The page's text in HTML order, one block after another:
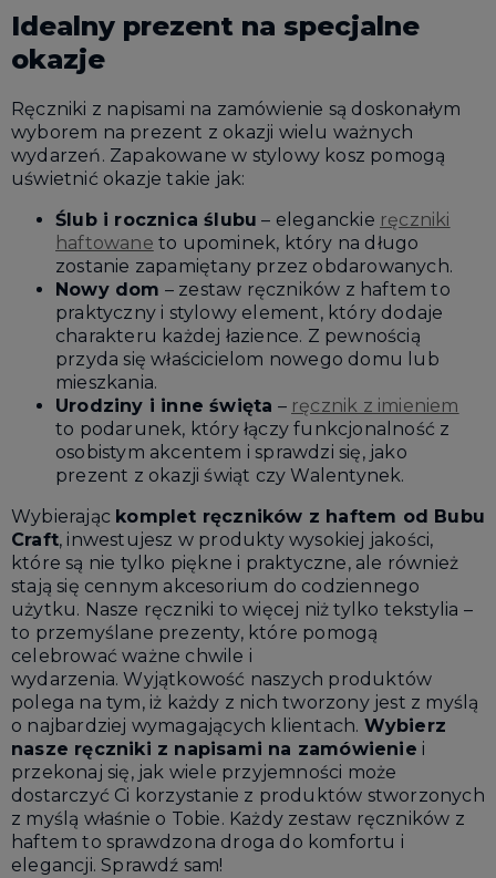
Idealny prezent na specjalne
okazje
Ręczniki z napisami na zamówienie są doskonałym
wyborem na prezent z okazji wielu ważnych
wydarzeń. Zapakowane w stylowy kosz pomogą
uświetnić okazje takie jak:
Ślub i rocznica ślubu – eleganckie ręczniki
haftowane to upominek, który na długo
zostanie zapamiętany przez obdarowanych.
Nowy dom – zestaw ręczników z haftem to
praktyczny i stylowy element, który dodaje
charakteru każdej łazience. Z pewnością
przyda się właścicielom nowego domu lub
mieszkania.
Urodziny i inne święta – ręcznik z imieniem
to podarunek, który łączy funkcjonalność z
osobistym akcentem i sprawdzi się, jako
prezent z okazji świąt czy Walentynek.
Wybierając komplet ręczników z haftem od Bubu
Craft, inwestujesz w produkty wysokiej jakości,
które są nie tylko piękne i praktyczne, ale również
stają się cennym akcesorium do codziennego
użytku. Nasze ręczniki to więcej niż tylko tekstylia –
to przemyślane prezenty, które pomogą
celebrować ważne chwile i
wydarzenia. Wyjątkowość naszych produktów
polega na tym, iż każdy z nich tworzony jest z myślą
o najbardziej wymagających klientach. Wybierz
nasze ręczniki z napisami na zamówienie i
przekonaj się, jak wiele przyjemności może
dostarczyć Ci korzystanie z produktów stworzonych
z myślą właśnie o Tobie. Każdy zestaw ręczników z
haftem to sprawdzona droga do komfortu i
elegancji. Sprawdź sam!